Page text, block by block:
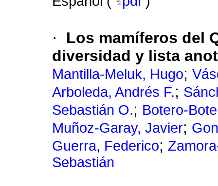
·
Los mamíferos del
diversidad y lista
Mantilla-Meluk, Hugo;
Arboleda, Andrés F.;
Sebastián O.; Botero-
Muñoz-Garay, Javier;
Guerra, Federico;
Sebastián